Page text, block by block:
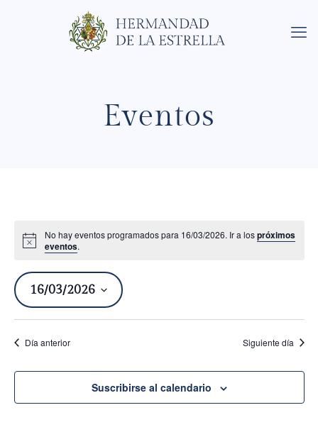
Eventos
No hay eventos programados para 16/03/2026. Ir a lospróximos
eventos.
de
de
16/03/2026
Día anterior Siguiente día
Suscribirse al calendario